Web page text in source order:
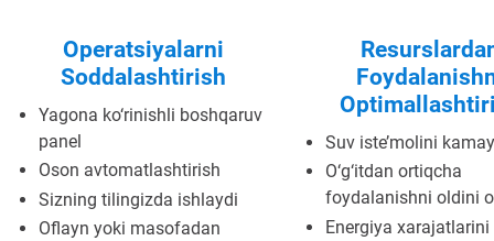
Operatsiyalarni
Soddalashtirish
Yagona ko‘rinishli boshqaruv
panel
Oson avtomatlashtirish
Sizning tilingizda ishlaydi
Oflayn yoki masofadan
Suv iste’molini
O‘g‘itdan ortiqcha
foydalanishni oldini
Energiya xarajatlarini